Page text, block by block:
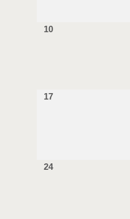
10
17
24